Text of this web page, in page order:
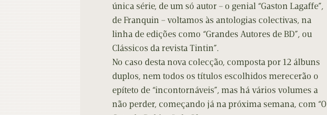
única série, de um só autor – o genial “Gaston Lagaffe”,
de Franquin – voltamos às antologias colectivas, na
linha de edições como “Grandes Autores de BD”, ou
Clássicos da revista Tintin”.
No caso desta nova colecção, composta por 12 álbuns
duplos, nem todos os títulos escolhidos merecerão o
epíteto de “incontornáveis”, mas há vários volumes a
não perder, começando já na próxima semana, com “O